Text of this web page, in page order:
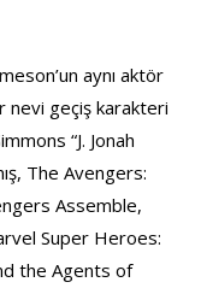
aynı aktör
nevi geçiş karakteri
“J. Jonah
The Avengers:
Assemble,
Super Heroes:
the Agents of